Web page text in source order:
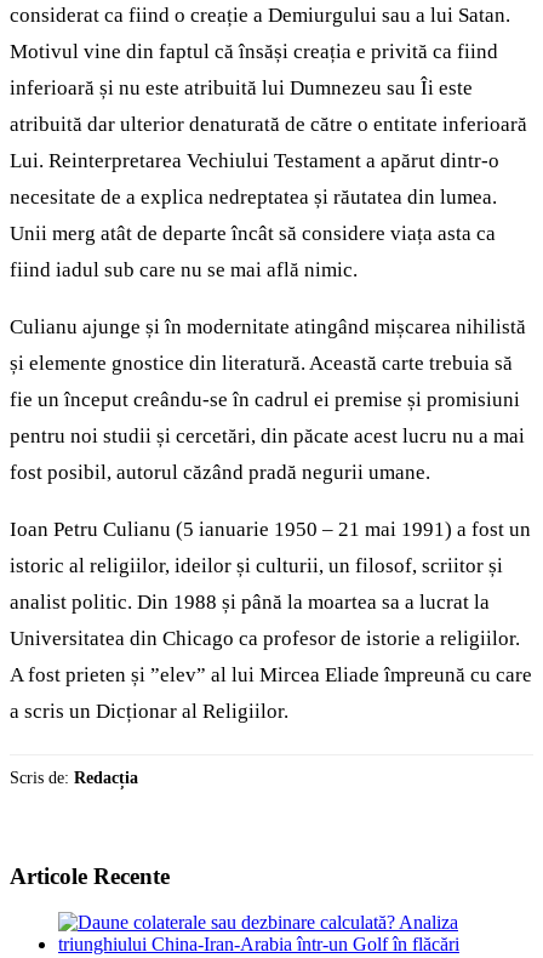
considerat ca fiind o creație a Demiurgului sau a lui Satan.
Motivul vine din faptul că însăși creația e privită ca fiind
inferioară și nu este atribuită lui Dumnezeu sau Îi este
atribuită dar ulterior denaturată de către o entitate inferioară
Lui. Reinterpretarea Vechiului Testament a apărut dintr-o
necesitate de a explica nedreptatea și răutatea din lumea.
Unii merg atât de departe încât să considere viața asta ca
fiind iadul sub care nu se mai află nimic.
Culianu ajunge și în modernitate atingând mișcarea nihilistă
și elemente gnostice din literatură. Această carte trebuia să
fie un început creându-se în cadrul ei premise și promisiuni
pentru noi studii și cercetări, din păcate acest lucru nu a mai
fost posibil, autorul căzând pradă negurii umane.
Ioan Petru Culianu (5 ianuarie 1950 – 21 mai 1991) a fost un
istoric al religiilor, ideilor și culturii, un filosof, scriitor și
analist politic. Din 1988 și până la moartea sa a lucrat la
Universitatea din Chicago ca profesor de istorie a religiilor.
A fost prieten și ”elev” al lui Mircea Eliade împreună cu care
a scris un Dicționar al Religiilor.
Scris de: Redacția
Articole Recente